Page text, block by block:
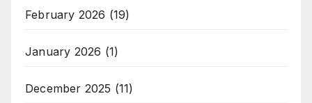
February 2026 (19)
January 2026 (1)
December 2025 (11)